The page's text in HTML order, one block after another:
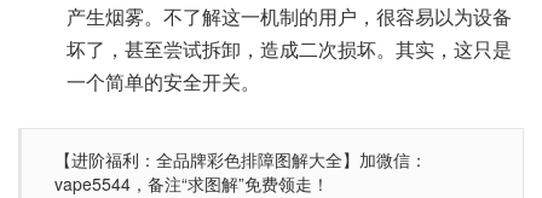
产生烟雾。不了解这一机制的用户，很容易以为设备
坏了，甚至尝试拆卸，造成二次损坏。其实，这只是
一个简单的安全开关。
【进阶福利：全品牌彩色排障图解大全】加微信：
vape5544，备注“求图解”免费领走！